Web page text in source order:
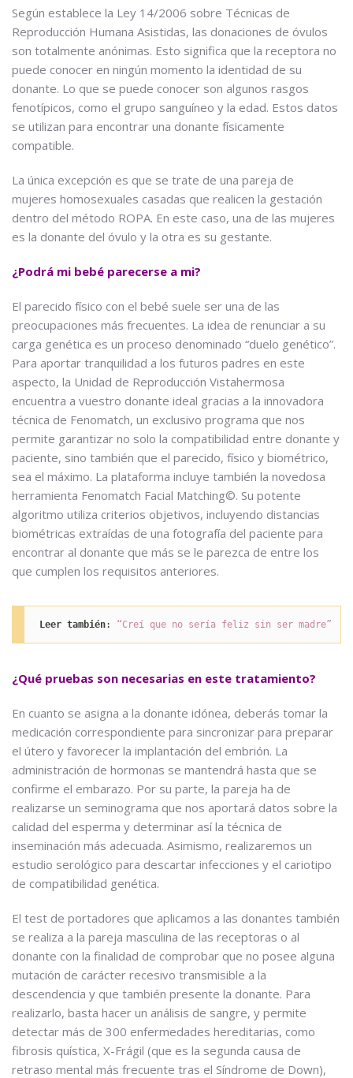
Según establece la Ley 14/2006 sobre Técnicas de
Reproducción Humana Asistidas, las donaciones de óvulos
son totalmente anónimas. Esto significa que la receptora no
puede conocer en ningún momento la identidad de su
donante. Lo que se puede conocer son algunos rasgos
fenotípicos, como el grupo sanguíneo y la edad. Estos datos
se utilizan para encontrar una donante físicamente
compatible.
La única excepción es que se trate de una pareja de
mujeres homosexuales casadas que realicen la gestación
dentro del método ROPA. En este caso, una de las mujeres
es la donante del óvulo y la otra es su gestante.
¿Podrá mi bebé parecerse a mi?
El parecido físico con el bebé suele ser una de las
preocupaciones más frecuentes. La idea de renunciar a su
carga genética es un proceso denominado “duelo genético”.
Para aportar tranquilidad a los futuros padres en este
aspecto, la Unidad de Reproducción Vistahermosa
encuentra a vuestro donante ideal gracias a la innovadora
técnica de Fenomatch, un exclusivo programa que nos
permite garantizar no solo la compatibilidad entre donante y
paciente, sino también que el parecido, físico y biométrico,
sea el máximo. La plataforma incluye también la novedosa
herramienta Fenomatch Facial Matching©. Su potente
algoritmo utiliza criterios objetivos, incluyendo distancias
biométricas extraídas de una fotografía del paciente para
encontrar al donante que más se le parezca de entre los
que cumplen los requisitos anteriores.
Leer también: “Creí que no sería feliz sin ser madre”
¿Qué pruebas son necesarias en este tratamiento?
En cuanto se asigna a la donante idónea, deberás tomar la
medicación correspondiente para sincronizar para preparar
el útero y favorecer la implantación del embrión. La
administración de hormonas se mantendrá hasta que se
confirme el embarazo. Por su parte, la pareja ha de
realizarse un seminograma que nos aportará datos sobre la
calidad del esperma y determinar así la técnica de
inseminación más adecuada. Asimismo, realizaremos un
estudio serológico para descartar infecciones y el cariotipo
de compatibilidad genética.
El test de portadores que aplicamos a las donantes también
se realiza a la pareja masculina de las receptoras o al
donante con la finalidad de comprobar que no posee alguna
mutación de carácter recesivo transmisible a la
descendencia y que también presente la donante. Para
realizarlo, basta hacer un análisis de sangre, y permite
detectar más de 300 enfermedades hereditarias, como
fibrosis quística, X-Frágil (que es la segunda causa de
retraso mental más frecuente tras el Síndrome de Down),